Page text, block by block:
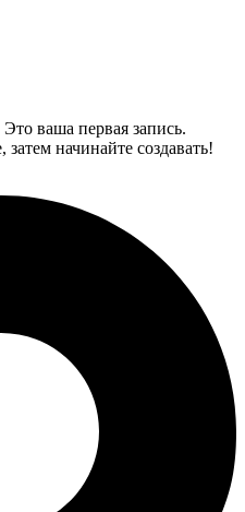
ваша первая запись.
начинайте создавать!